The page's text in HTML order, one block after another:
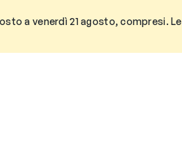
a venerdì 21 agosto, compresi. Le